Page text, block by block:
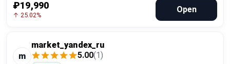
₽19,990
↑ 25.02%
Open
m
market_yandex_ru
5.00(1)